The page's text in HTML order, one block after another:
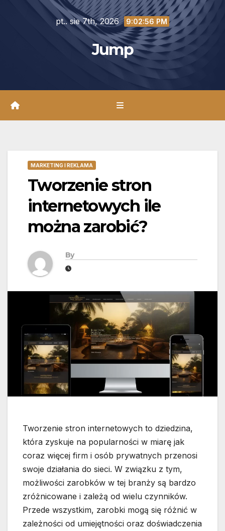
pt.. sie 7th, 2026 9:02:57 PM
Jump
MARKETING I REKLAMA
Tworzenie stron
internetowych ile
można zarobić?
By
Tworzenie stron internetowych to dziedzina,
która zyskuje na popularności w miarę jak
coraz więcej firm i osób prywatnych przenosi
swoje działania do sieci. W związku z tym,
możliwości zarobków w tej branży są bardzo
zróżnicowane i zależą od wielu czynników.
Przede wszystkim, zarobki mogą się różnić w
zależności od umiejętności oraz doświadczenia